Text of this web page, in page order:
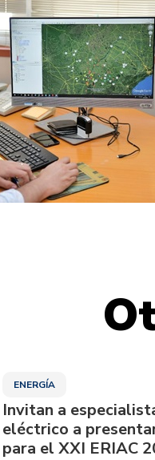
ENERGÍA
Invitan a
eléctrico a
para el XXI ERIAC